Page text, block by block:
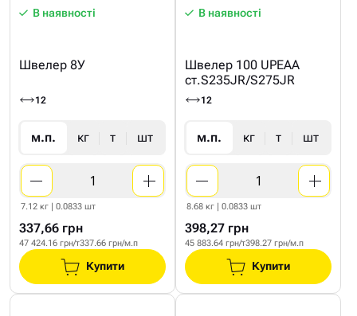
В наявності
Швелер 8У
12
м.п. кг т шт
7.12 кг | 0.0833 шт
337,66 грн
47 424.16 грн/т337.66 грн/м.п
Купити
В наявності
Швелер 100 UPEAA
ст.S235JR/S275JR
12
м.п. кг т шт
8.68 кг | 0.0833 шт
398,27 грн
45 883.64 грн/т398.27 грн/м.п
Купити